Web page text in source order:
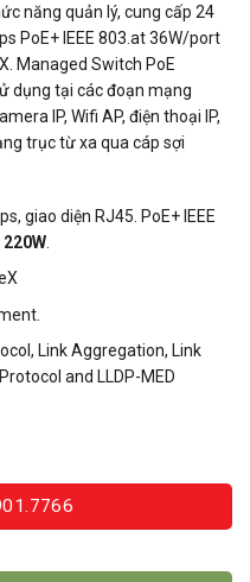
năng quản lý, cung cấp 24
PoE+ IEEE 803.at 36W/port
Managed Switch PoE
dụng tại các đoạn mạng
IP, Wifi AP, điện thoại IP,
trục từ xa qua cáp sợi
giao diện RJ45. PoE+ IEEE
220W
Link Aggregation, Link
and LLDP-MED